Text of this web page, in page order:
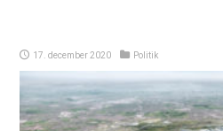
17. december 2020 Politik